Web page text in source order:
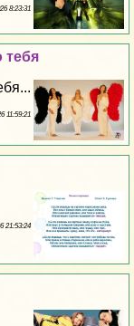
8:23:31
тебя
11:59:21
21:53:24